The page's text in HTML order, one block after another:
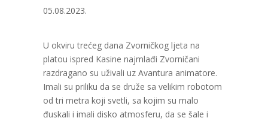
05.08.2023.
U okviru trećeg dana Zvorničkog ljeta na
platou ispred Kasine najmlađi Zvorničani
razdragano su uživali uz Avantura animatore.
Imali su priliku da se druže sa velikim robotom
od tri metra koji svetli, sa kojim su malo
đuskali i imali disko atmosferu, da se šale i